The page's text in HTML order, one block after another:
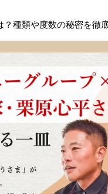
？種類や度数の秘密を徹